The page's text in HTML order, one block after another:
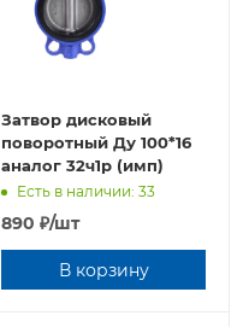
Затвор дисковый
поворотный Ду 100*16
аналог 32ч1р (имп)
Есть в наличии: 33
890 ₽/шт
В корзину